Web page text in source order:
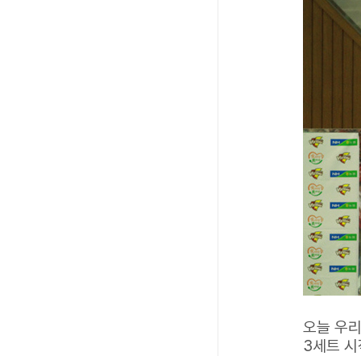
오늘 우
3세트